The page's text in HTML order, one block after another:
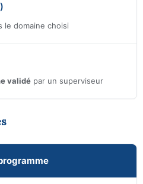
le domaine choisi
validé par un superviseur